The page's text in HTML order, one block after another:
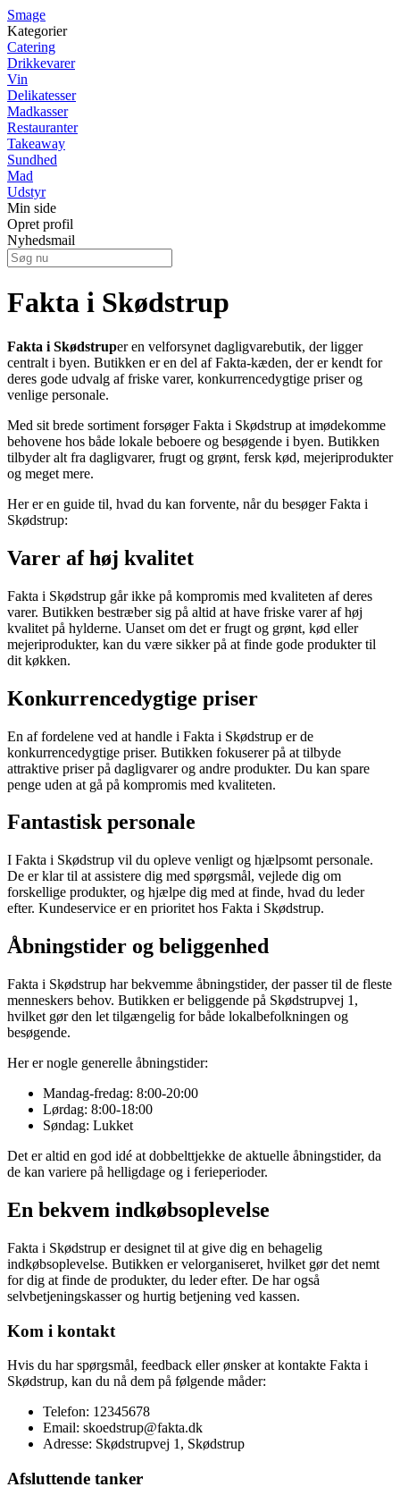
Smage
Kategorier
Catering
Drikkevarer
Vin
Delikatesser
Madkasser
Restauranter
Takeaway
Sundhed
Mad
Udstyr
Min side
Opret profil
Nyhedsmail
Fakta i Skødstrup
Fakta i Skødstruper en velforsynet dagligvarebutik, der ligger
centralt i byen. Butikken er en del af Fakta-kæden, der er kendt for
deres gode udvalg af friske varer, konkurrencedygtige priser og
venlige personale.
Med sit brede sortiment forsøger Fakta i Skødstrup at imødekomme
behovene hos både lokale beboere og besøgende i byen. Butikken
tilbyder alt fra dagligvarer, frugt og grønt, fersk kød, mejeriprodukter
og meget mere.
Her er en guide til, hvad du kan forvente, når du besøger Fakta i
Skødstrup:
Varer af høj kvalitet
Fakta i Skødstrup går ikke på kompromis med kvaliteten af deres
varer. Butikken bestræber sig på altid at have friske varer af høj
kvalitet på hylderne. Uanset om det er frugt og grønt, kød eller
mejeriprodukter, kan du være sikker på at finde gode produkter til
dit køkken.
Konkurrencedygtige priser
En af fordelene ved at handle i Fakta i Skødstrup er de
konkurrencedygtige priser. Butikken fokuserer på at tilbyde
attraktive priser på dagligvarer og andre produkter. Du kan spare
penge uden at gå på kompromis med kvaliteten.
Fantastisk personale
I Fakta i Skødstrup vil du opleve venligt og hjælpsomt personale.
De er klar til at assistere dig med spørgsmål, vejlede dig om
forskellige produkter, og hjælpe dig med at finde, hvad du leder
efter. Kundeservice er en prioritet hos Fakta i Skødstrup.
Åbningstider og beliggenhed
Fakta i Skødstrup har bekvemme åbningstider, der passer til de fleste
menneskers behov. Butikken er beliggende på Skødstrupvej 1,
hvilket gør den let tilgængelig for både lokalbefolkningen og
besøgende.
Her er nogle generelle åbningstider:
Mandag-fredag: 8:00-20:00
Lørdag: 8:00-18:00
Søndag: Lukket
Det er altid en god idé at dobbelttjekke de aktuelle åbningstider, da
de kan variere på helligdage og i ferieperioder.
En bekvem indkøbsoplevelse
Fakta i Skødstrup er designet til at give dig en behagelig
indkøbsoplevelse. Butikken er velorganiseret, hvilket gør det nemt
for dig at finde de produkter, du leder efter. De har også
selvbetjeningskasser og hurtig betjening ved kassen.
Kom i kontakt
Hvis du har spørgsmål, feedback eller ønsker at kontakte Fakta i
Skødstrup, kan du nå dem på følgende måder:
Telefon: 12345678
Email: skoedstrup@fakta.dk
Adresse: Skødstrupvej 1, Skødstrup
Afsluttende tanker